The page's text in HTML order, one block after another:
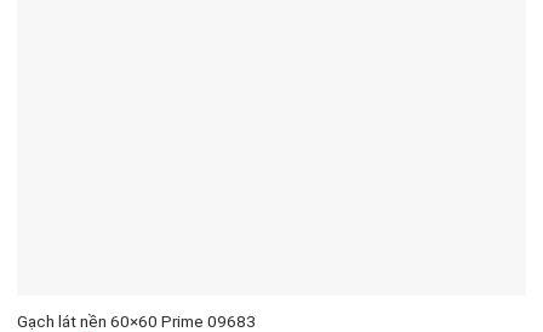
Gạch lát nền 60×60 Prime 09683